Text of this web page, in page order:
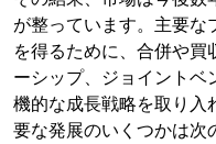
が整っています。主要な
を得るために、合併や
ーシップ、ジョイント
機的な成長戦略を取り入
要な発展のいくつかは次